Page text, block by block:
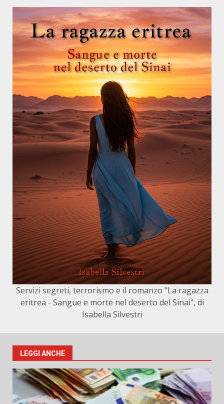
Servizi segreti, terrorismo e il romanzo "La ragazza
eritrea - Sangue e morte nel deserto del Sinai", di
Isabella Silvestri
LEGGI ANCHE